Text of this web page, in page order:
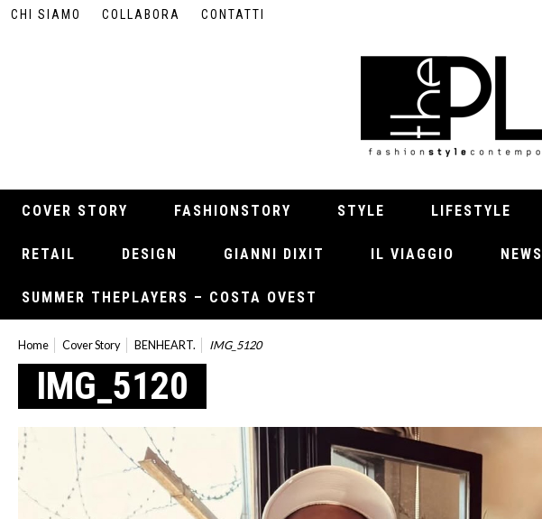
CHI SIAMO COLLABORA CONTATTI
COVER STORY FASHIONSTORY STYLE LIFESTYLE
RETAIL DESIGN GIANNI DIXIT IL VIAGGIO NEWS
SUMMER THEPLAYERS – COSTA OVEST
Home Cover Story BENHEART. IMG_5120
IMG_5120